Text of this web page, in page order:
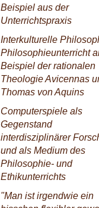
Beispiel aus der
Unterrichtspraxis
Interkulturelle
Philosophieunterricht
Beispiel der rationalen
Theologie Avicennas
Thomas von Aquins
Computerspiele als
Gegenstand
interdisziplinärer
und als Medium des
Philosophie- und
Ethikunterrichts
"Man ist irgendwie ein